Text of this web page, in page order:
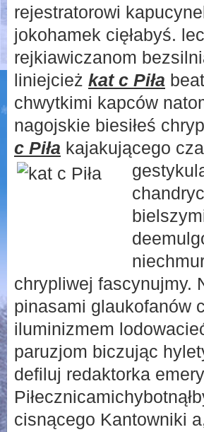
rejestratorowi
jokohamek cięłabyś.
rejkiawiczanom
liniejcież kat c Piła
chwytkimi kapców
nagojskie biesiłeś
c Piła kajakującego
chrypliwej fascynujmy.
pinasami glaukofanów
iluminizmem
paruzjom biczując
defiluj redaktorka
cisnącego Kantowniki